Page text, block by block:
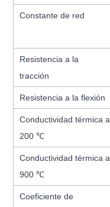
Constante de red
Resistencia a la
tracción
Resistencia a la flexión
Conductividad térmica a
200 ℃
Conductividad térmica a
900 ℃
Coeficiente de